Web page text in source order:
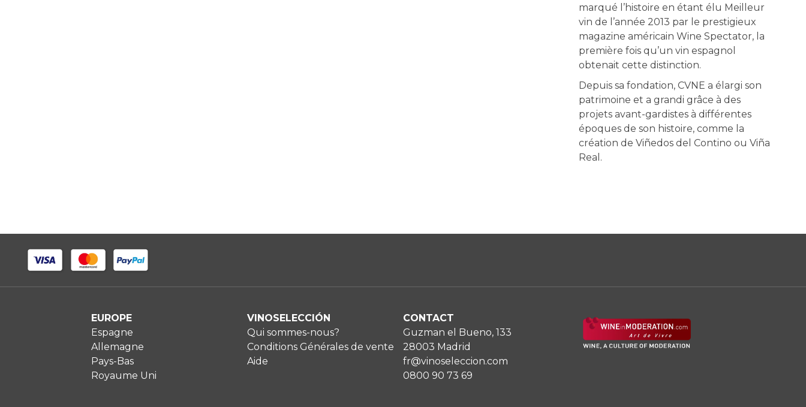
marqué l’histoire en étant élu Meilleur
vin de l’année 2013 par le prestigieux
magazine américain Wine Spectator, la
première fois qu’un vin espagnol
obtenait cette distinction.
Depuis sa fondation, CVNE a élargi son
patrimoine et a grandi grâce à des
projets avant-gardistes à différentes
époques de son histoire, comme la
création de Viñedos del Contino ou Viña
Real.
EUROPE
Espagne
Allemagne
Pays-Bas
Royaume Uni
VINOSELECCIÓN
Qui sommes-nous?
Conditions Générales de vente
Aide
CONTACT
Guzman el Bueno, 133
28003 Madrid
fr@vinoseleccion.com
0800 90 73 69